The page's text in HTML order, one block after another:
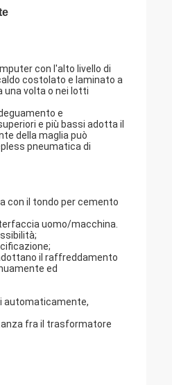
con l'alto livello di
costolato e laminato a
una volta o nei lotti
e
e più bassi adotta il
della maglia può
pneumatica di
con il tondo per cemento
uomo/macchina.
il raffreddamento
ed
automaticamente,
fra il trasformatore